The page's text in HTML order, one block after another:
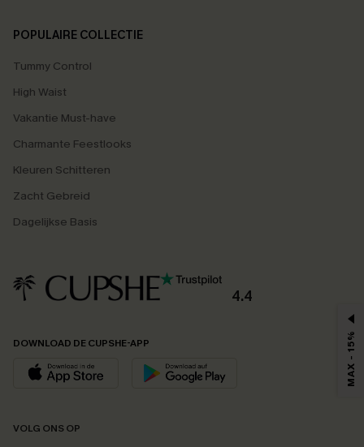
POPULAIRE COLLECTIE
Tummy Control
High Waist
Vakantie Must-have
Charmante Feestlooks
Kleuren Schitteren
Zacht Gebreid
Dagelijkse Basis
4.4
DOWNLOAD DE CUPSHE-APP
VOLG ONS OP
MAX - 15%